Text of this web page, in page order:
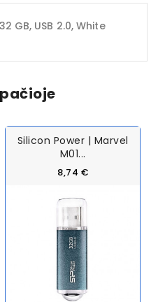
GB, USB 2.0, White
Silicon Power | Marvel
M01...
8,74 €